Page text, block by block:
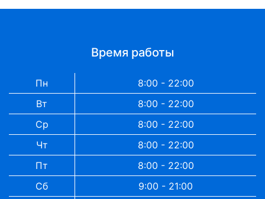
Время работы
Пн
8:00 - 22:00
Вт
8:00 - 22:00
Ср
8:00 - 22:00
Чт
8:00 - 22:00
Пт
8:00 - 22:00
Сб
9:00 - 21:00